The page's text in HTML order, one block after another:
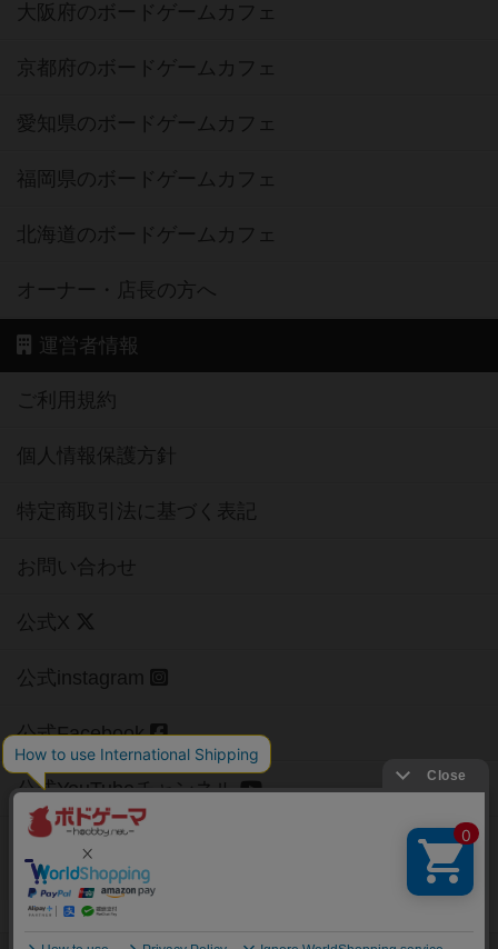
大阪府のボードゲームカフェ
京都府のボードゲームカフェ
愛知県のボードゲームカフェ
福岡県のボードゲームカフェ
北海道のボードゲームカフェ
オーナー・店長の方へ
運営者情報
ご利用規約
個人情報保護方針
特定商取引法に基づく表記
お問い合わせ
公式X
公式instagram
公式Facebook
公式YouTubeチャンネル